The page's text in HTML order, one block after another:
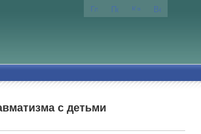
с детьми